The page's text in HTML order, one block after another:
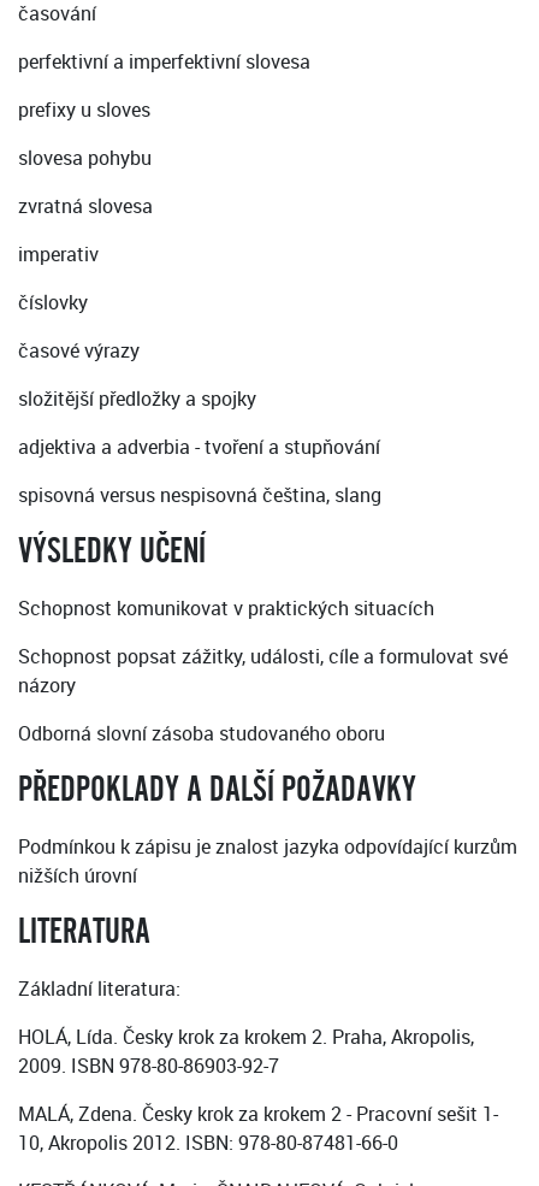
časování
perfektivní a imperfektivní slovesa
prefixy u sloves
slovesa pohybu
zvratná slovesa
imperativ
číslovky
časové výrazy
složitější předložky a spojky
adjektiva a adverbia - tvoření a stupňování
spisovná versus nespisovná čeština, slang
VÝSLEDKY UČENÍ
Schopnost komunikovat v praktických situacích
Schopnost popsat zážitky, události, cíle a formulovat své
názory
Odborná slovní zásoba studovaného oboru
PŘEDPOKLADY A DALŠÍ POŽADAVKY
Podmínkou k zápisu je znalost jazyka odpovídající kurzům
nižších úrovní
LITERATURA
Základní literatura:
HOLÁ, Lída. Česky krok za krokem 2. Praha, Akropolis,
2009. ISBN 978-80-86903-92-7
MALÁ, Zdena. Česky krok za krokem 2 - Pracovní sešit 1-
10, Akropolis 2012. ISBN: 978-80-87481-66-0